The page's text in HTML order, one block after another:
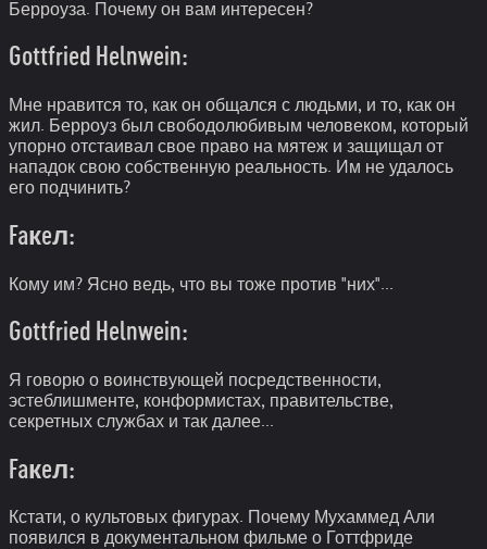
Берроуза. Почему он вам интересен?
Gottfried Helnwein:
Мне нравится то, как он общался с людьми, и то, как он
жил. Берроуз был свободолюбивым человеком, который
упорно отстаивал свое право на мятеж и защищал от
нападок свою собственную реальность. Им не удалось
его подчинить?
Faкeл:
Кому им? Ясно ведь, что вы тоже против "них"...
Gottfried Helnwein:
Я говорю о воинствующей посредственности,
эстеблишменте, конформистах, правительстве,
секретных службах и так далее...
Faкeл:
Кстати, о культовых фигурах. Почему Мухаммед Али
появился в документальном фильме о Готтфриде